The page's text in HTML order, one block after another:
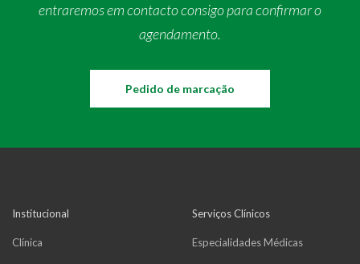
entraremos em contacto consigo para confirmar o
agendamento.
Pedido de marcação
Institucional
Clínica
Serviços Clínicos
Especialidades Médicas